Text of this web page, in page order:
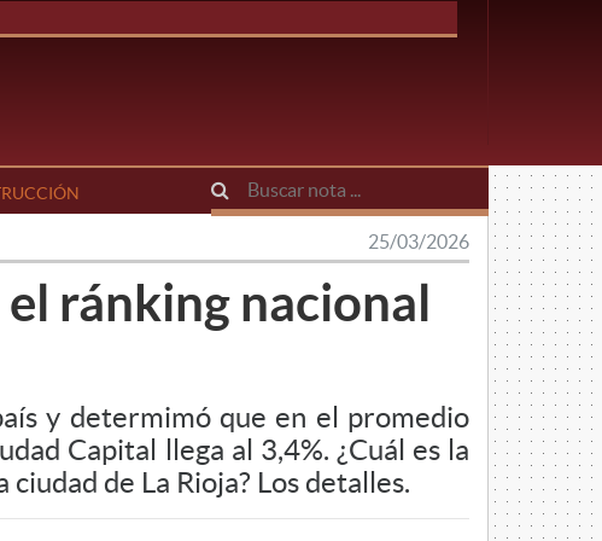
25/03/2026
ránking nacional
y determimó que en el promedio
Capital llega al 3,4%. ¿Cuál es la
de La Rioja? Los detalles.